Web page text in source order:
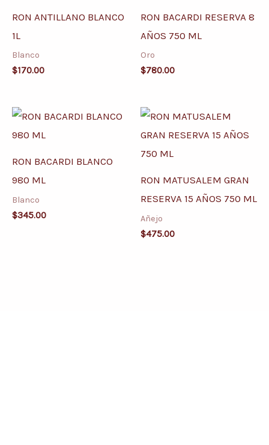
RON ANTILLANO BLANCO
1L
Blanco
$170.00
RON BACARDI RESERVA 8
AÑOS 750 ML
Oro
$780.00
RON BACARDI BLANCO
980 ML
Blanco
$345.00
RON MATUSALEM GRAN
RESERVA 15 AÑOS 750 ML
Añejo
$475.00